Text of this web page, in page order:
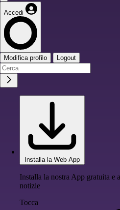
Accedi
Modifica profilo Logout
Installa la Web App
Installa la nostra App gratuita e
notizie
Tocca